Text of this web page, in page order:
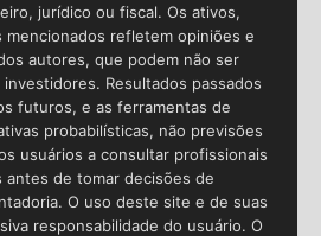
jurídico ou fiscal. Os ativos,
refletem opiniões e
autores, que podem não ser
Resultados passados
futuros, e as ferramentas de
probabilísticas, não previsões
usuários a consultar profissionais
antes de tomar decisões de
O uso deste site e de suas
responsabilidade do usuário. O